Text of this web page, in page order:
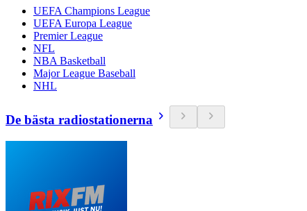
UEFA Champions League
UEFA Europa League
Premier League
NFL
NBA Basketball
Major League Baseball
NHL
De bästa radiostationerna